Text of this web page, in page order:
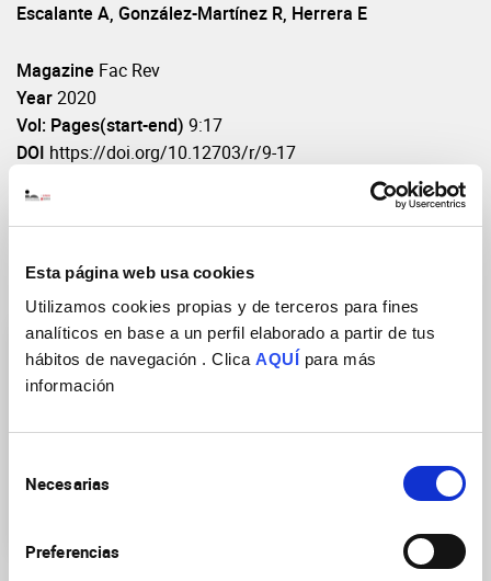
Esta página web usa cookies
Utilizamos cookies propias y de terceros para fines
analíticos en base a un perfil elaborado a partir de tus
hábitos de navegación . Clica AQUÍ para más
información
Necesarias
Preferencias
Escalante A, González-Martínez R, Herrera E
Magazine Fac Rev
Year2020
Vol: Pages(start-end) 9:17
DOI https://doi.org/10.12703/r/9-17
Research Groups
Regeneration of Bilateral